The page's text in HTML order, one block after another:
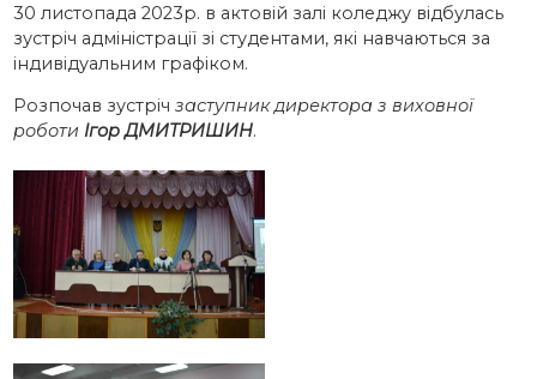
30 листопада 2023р. в актовій залі коледжу відбулась
зустріч адміністрації зі студентами, які навчаються за
індивідуальним графіком.
Розпочав зустріч заступник директора з виховної
роботи Ігор ДМИТРИШИН.